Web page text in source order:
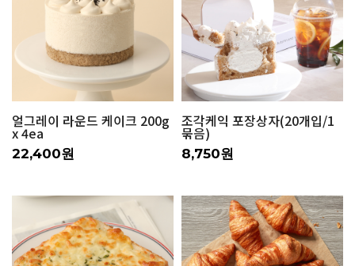
얼그레이 라운드 케이크 200g
x 4ea
22,400원
조각케익 포장상자(20개입/1
묶음)
8,750원